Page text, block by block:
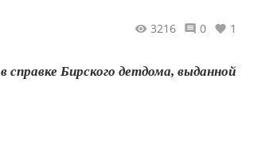
3216 0 1
Бирского детдома, выданной